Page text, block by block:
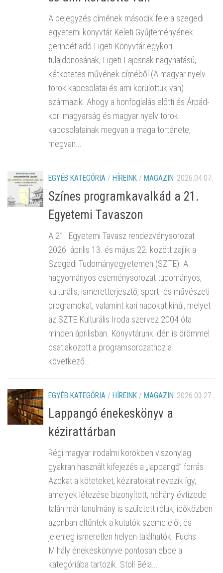
A bejegyzés címének második fele a szegedi
egyetemi könyvtár Keleti Gyűjteményének
gerincét adó Ligeti Könyvtár egykori
tulajdonosának, Ligeti Lajosnak nagyhatású,
kétkötetes művének címéből (A magyar nyelv
török kapcsolatai és ami körülöttük van)
származik. Ahogy a honfoglalás előtti és Árpád-
kori magyarság és magyar nyelv török
kapcsolatainak megvan a maga története,
megvan...
EGYÉB KATEGÓRIA / HÍREINK / MAGAZIN 2026.04.07.
Színes programkavalkád a 21.
Egyetemi Tavaszon
A 21. Egyetemi Tavasz rendezvénysorozat
2026. április 13. és május 22. között zajlik a
Szegedi Tudományegyetemen (SZTE). A
hagyományos eseménysorozat tudományos,
kulturális, ismeretterjesztő, sport- és művészeti
programokat, valamint kari napokat kínál, melyet
az SZTE Kulturális Iroda szervez 2004 óta
minden áprilisban. Könyvtárunk idén is örömmel
csatlakozott a programsorozathoz a
következő...
EGYÉB KATEGÓRIA / HÍREINK / MAGAZIN 2026.03.27.
Lappangó énekeskönyv a
kézirattárban
Régi magyar irodalmi körökben viszonylag
gyakran használt kifejezés a „lappangó” forrás.
Azokat a köteteket, kéziratokat nevezik így,
amelyek létezése bizonyított, néhány évtizede
talán már tanulmány is született róluk, időközben
azonban eltűntek a kutatók szeme elől, és
jelenleg ismeretlen helyen találhatók. Fuchs
Mihály énekeskönyve pontosan ebbe a
kategóriába tartozik. Stoll Béla...